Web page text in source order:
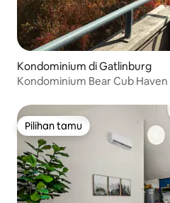
Kondominium di Gatlinburg
Kondominium Bear Cub Haven
Pilihan tamu
Pilihan tamu